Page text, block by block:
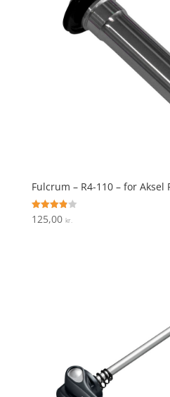
Fulcrum – R4-110 – for Aksel
Vurderet
3.9
125,00 kr.